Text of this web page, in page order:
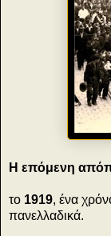
Η επόμενη
το 1919, ένα
πανελλαδικά.